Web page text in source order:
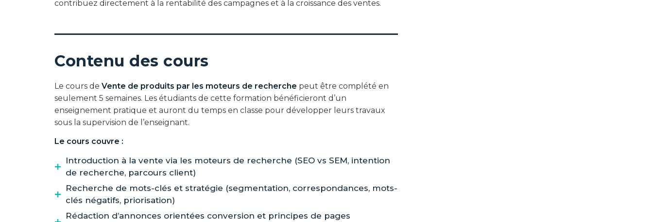
contribuez directement à la rentabilité des campagnes et à la croissance des ventes.
Contenu des cours
Le cours de Vente de produits par les moteurs de recherche peut être complété en
seulement 5 semaines. Les étudiants de cette formation bénéficieront d’un
enseignement pratique et auront du temps en classe pour développer leurs travaux
sous la supervision de l’enseignant.
Le cours couvre :
Introduction à la vente via les moteurs de recherche (SEO vs SEM, intention
de recherche, parcours client)
Recherche de mots-clés et stratégie (segmentation, correspondances, mots-
clés négatifs, priorisation)
Rédaction d’annonces orientées conversion et principes de pages